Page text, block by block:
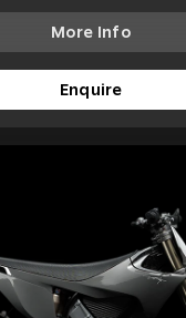
More Info
Enquire